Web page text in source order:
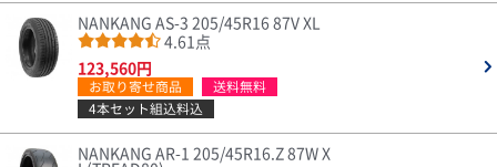
NANKANG AS-3 205/45R16 87V XL
4.61点
123,560円
お取り寄せ商品
送料無料
4本セット組込料込
NANKANG AR-1 205/45R16.Z 87W X